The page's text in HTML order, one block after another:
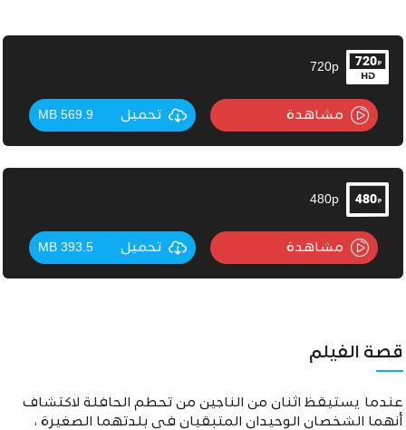
720p
مشاهدة تحميل 569.9 MB
480p
مشاهدة تحميل 393.5 MB
قصة الفيلم
عندما يستيقظ اثنان من الناجين من تحطم الحافلة لاكتشاف
أنهما الشخصان الوحيدان المتبقيان في بلدتهما الصغيرة ،